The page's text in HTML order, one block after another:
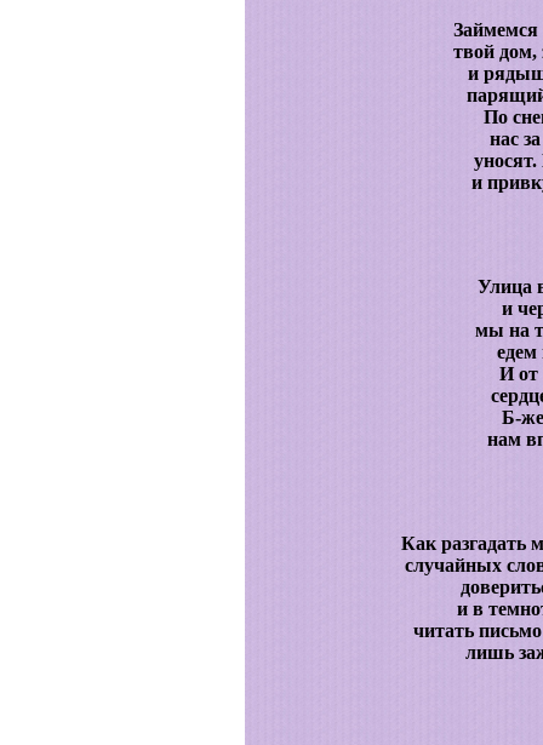
твой дом,
и
По
нас
и
Улица
и
мы на
едем
И от
Б-
нам
Как разгадать
случайных
и в
читать
лишь